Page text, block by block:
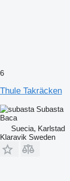
6
Thule Takräcken
Subasta
Baca
Suecia, Karlstad
Klaravik Sweden